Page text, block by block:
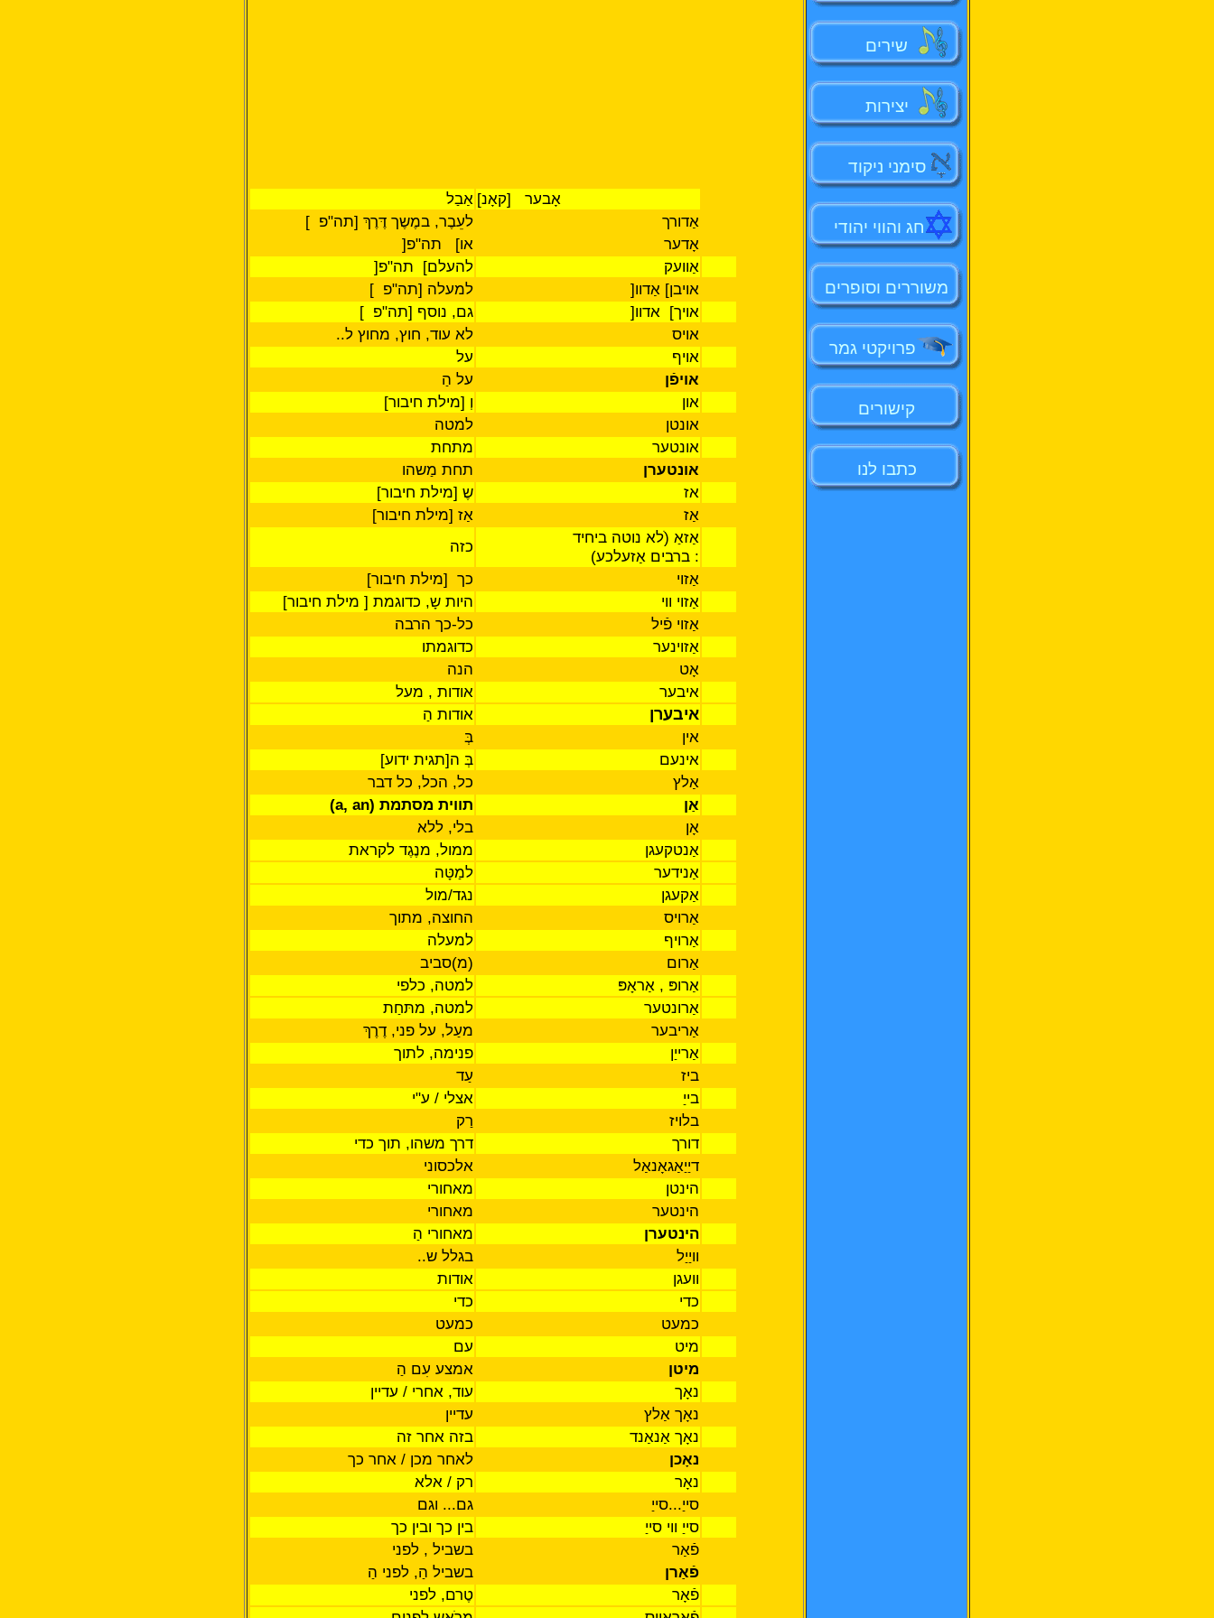
אָבער [קאָנ] אַבַל
אַדורך
לעֵבֶר, במֶשֶך דֶּרֶךְ [תה"פ ]
אָדער
או[ תה"פ]
אַוועק
להעלם[ תה"פ]
אויבן[ אַדוו]
למעלה [תה"פ ]
אויך[ אדוו]
גם, נוסף [תה"פ ]
אויס
לא עוד, חוץ, מחוץ ל..
אויף
על
אויפֿן
על הַ
און
וְ [מילת חיבור]
אונטן
למטה
אונטער
מתחת
אונטערן
תחת מַשהו
אז
שֶ [מילת חיבור]
אַז
אַז [מילת חיבור]
אַזאַ (ׁלא נוטה ביחיד
: ברבים אַזעלכע)
כזה
אַזוי
כך ]מילת חיבור[
אַזוי ווי היות שָ, כדוגמת ] מילת חיבור]
אַזוי פֿיל כל-כך הרבה
אַזוינער
כדוגמתו
אָט
הנה
איבער
אודות , מעל
איבערן
אודות הַ
אין
בְּ
אינעם
בְּ ה[תגית ידוע]
אַלץ
כל, הכל, כל דבר
אַן
תווית מסתמת (a, an)
אָן
בלי, ללא
אַנטקעגן
ממול, מנֶגֶד לקראת
אַנידער
למַטָּה
אַקעגן
נגד/מול
אַרויס
החוצה, מתוך
אַרויף
למעלה
אַרום
)מ)סביב
אַרופּ , אַראָפּ
למטה, כלפי
אַרונטער
למטה, מתּחַת
אַריבער
מעַל, על פני, דֶרֶךְ
אַרייַן
פנימה, לתוך
ביז
עַד
בייַ
אצלי / ע"י
בלויז
רַק
דורך
דרך משהו, תוך כדי
דיַיַאַגאָנאַל
אלכסוני
הינטן
מאחורי
הינטער
מאחורי
הינטערן
מאחורי הַ
וויַיַל
בגלל ש..
וועגן
אודות
כדי
כדי
כמעט
כמעט
מיט
עם
מיטן
אמצע עִם הַ
נאָך
עוד, אחרי / עדיין
נאָך אַלץ
עדיין
נאָך אַנאַנד בזה אחר זה
נאָכן
לאחר מכן / אחר כך
נאָר
רק / אלא
סייַ...סייַ
גם... וגם
סייַ ווי סייַ בין כך ובין כך
פֿאַר
בשביל , לפני
פֿאַרן
בשביל הַ, לפני הַ
פֿאָר
טֶרם, לפני
שירים
יצירות
סימני ניקוד
חג והווי יהודי
משוררים וסופרים
פרויקטי גמר
קישורים
כתבו לנו